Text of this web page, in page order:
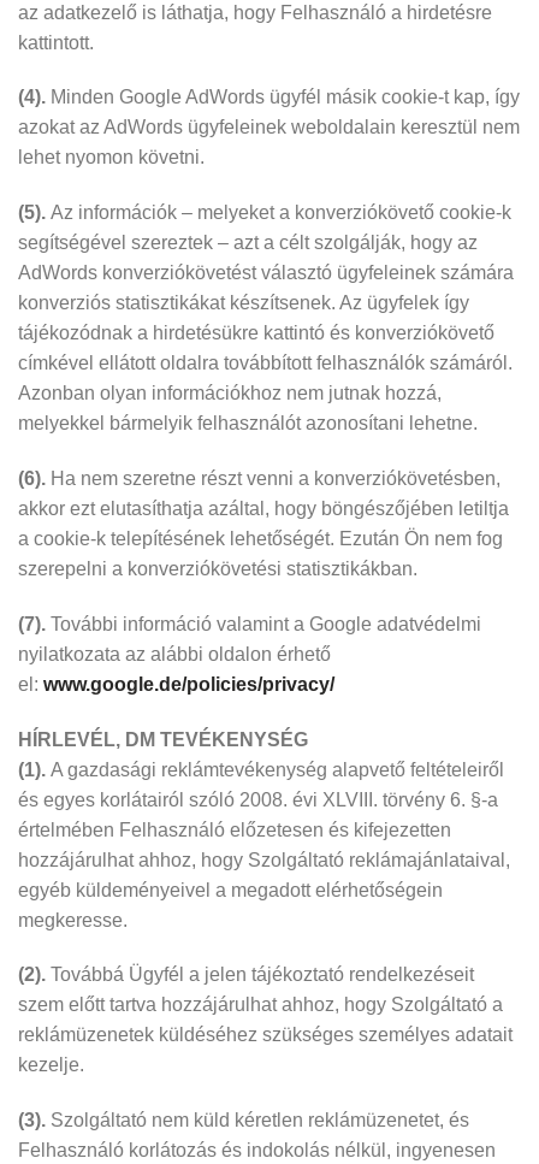
az adatkezelő is láthatja, hogy Felhasználó a hirdetésre
kattintott.
(4). Minden Google AdWords ügyfél másik cookie-t kap, így
azokat az AdWords ügyfeleinek weboldalain keresztül nem
lehet nyomon követni.
(5). Az információk – melyeket a konverziókövető cookie-k
segítségével szereztek – azt a célt szolgálják, hogy az
AdWords konverziókövetést választó ügyfeleinek számára
konverziós statisztikákat készítsenek. Az ügyfelek így
tájékozódnak a hirdetésükre kattintó és konverziókövető
címkével ellátott oldalra továbbított felhasználók számáról.
Azonban olyan információkhoz nem jutnak hozzá,
melyekkel bármelyik felhasználót azonosítani lehetne.
(6). Ha nem szeretne részt venni a konverziókövetésben,
akkor ezt elutasíthatja azáltal, hogy böngészőjében letiltja
a cookie-k telepítésének lehetőségét. Ezután Ön nem fog
szerepelni a konverziókövetési statisztikákban.
(7). További információ valamint a Google adatvédelmi
nyilatkozata az alábbi oldalon érhető
el: www.google.de/policies/privacy/
HÍRLEVÉL, DM TEVÉKENYSÉG
(1). A gazdasági reklámtevékenység alapvető feltételeiről
és egyes korlátairól szóló 2008. évi XLVIII. törvény 6. §-a
értelmében Felhasználó előzetesen és kifejezetten
hozzájárulhat ahhoz, hogy Szolgáltató reklámajánlataival,
egyéb küldeményeivel a megadott elérhetőségein
megkeresse.
(2). Továbbá Ügyfél a jelen tájékoztató rendelkezéseit
szem előtt tartva hozzájárulhat ahhoz, hogy Szolgáltató a
reklámüzenetek küldéséhez szükséges személyes adatait
kezelje.
(3). Szolgáltató nem küld kéretlen reklámüzenetet, és
Felhasználó korlátozás és indokolás nélkül, ingyenesen